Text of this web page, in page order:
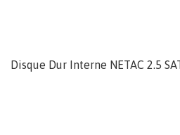
Disque Dur Interne NETAC 2.5